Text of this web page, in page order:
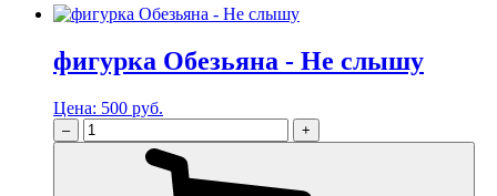
фигурка Обезьяна - Не слышу
Цена: 500 руб.
– +